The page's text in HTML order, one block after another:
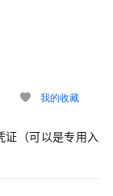
我的收藏
证（可以是专用入